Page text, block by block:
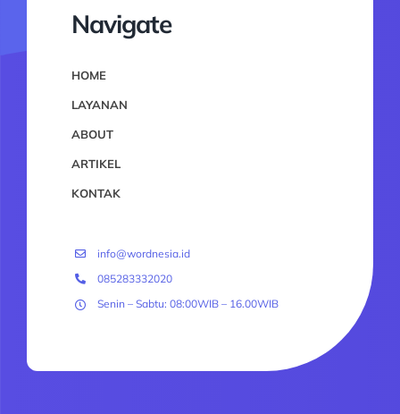
Navigate
HOME
LAYANAN
ABOUT
ARTIKEL
KONTAK
info@wordnesia.id
085283332020
Senin – Sabtu: 08:00WIB – 16.00WIB